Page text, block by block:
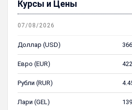
Курсы и Цены
07/08/2026
Доллар (USD)
Евро (EUR)
Рубли (RUR)
Лари (GEL)